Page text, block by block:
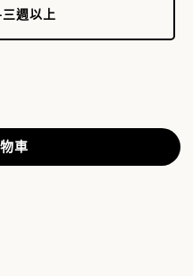
週以上
車